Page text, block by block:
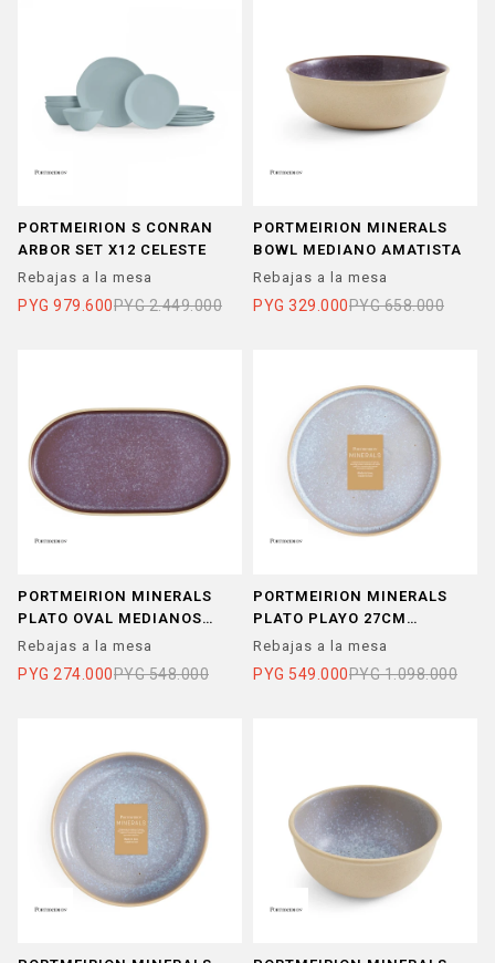
PORTMEIRION S CONRAN
ARBOR SET X12 CELESTE
Rebajas a la mesa
PYG 979.600PYG 2.449.000
PORTMEIRION MINERALS
BOWL MEDIANO AMATISTA
Rebajas a la mesa
PYG 329.000PYG 658.000
PORTMEIRION MINERALS
PLATO OVAL MEDIANOS
AMATISTA
Rebajas a la mesa
PYG 274.000PYG 548.000
PORTMEIRION MINERALS
PLATO PLAYO 27CM
AQUAMARINE SET X 4
Rebajas a la mesa
PYG 549.000PYG 1.098.000